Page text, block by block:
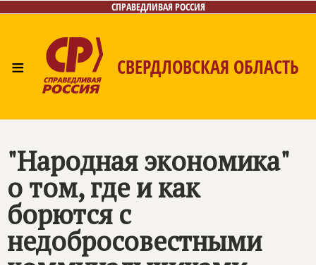
СПРАВЕДЛИВАЯ РОССИЯ
≡ СВЕРДЛОВСКАЯ ОБЛАСТЬ
"Народная экономика"
о том, где и как
борются с
недобросовестными